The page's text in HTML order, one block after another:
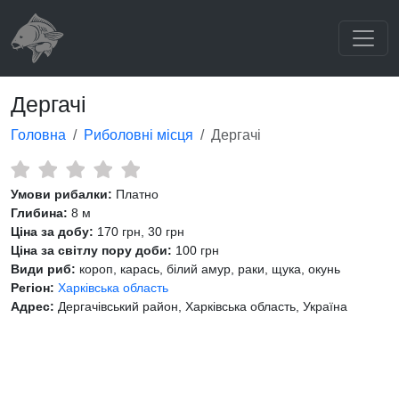
Дергачі
Головна Риболовні місця Дергачі
Умови рибалки: Платно
Глибина: 8 м
Ціна за добу: 170 грн, 30 грн
Ціна за світлу пору доби: 100 грн
Види риб: короп, карась, білий амур, раки, щука, окунь
Регіон: Харківська область
Адрес: Дергачівський район, Харківська область, Україна